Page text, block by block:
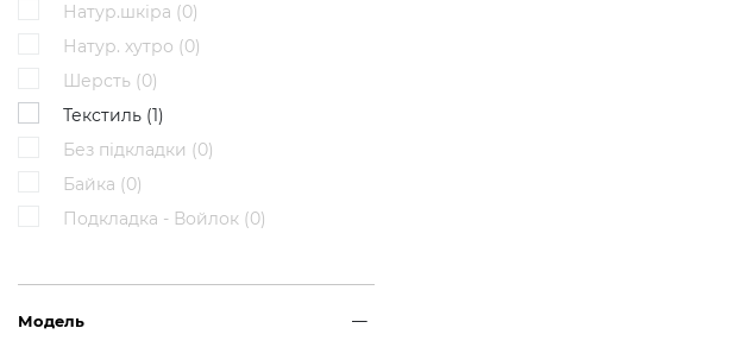
Натур.шкіра (0)
Натур. хутро (0)
Шерсть (0)
Текстиль (1)
Без підкладки (0)
Байка (0)
Подкладка - Войлок (0)
Модель